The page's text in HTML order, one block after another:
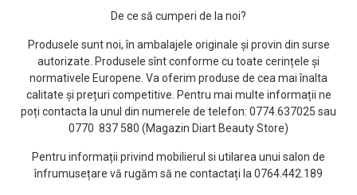
De ce să cumperi de la noi?
Produsele sunt noi, în ambalajele originale și provin din surse
autorizate. Produsele sînt conforme cu toate cerințele și
normativele Europene. Va oferim produse de cea mai înalta
calitate și prețuri competitive. Pentru mai multe informații ne
poți contacta la unul din numerele de telefon: 0774.637025 sau
0770 837 580 (Magazin Diart Beauty Store)
Pentru informații privind mobilierul si utilarea unui salon de
înfrumusețare vă rugăm să ne contactați la 0764.442.189